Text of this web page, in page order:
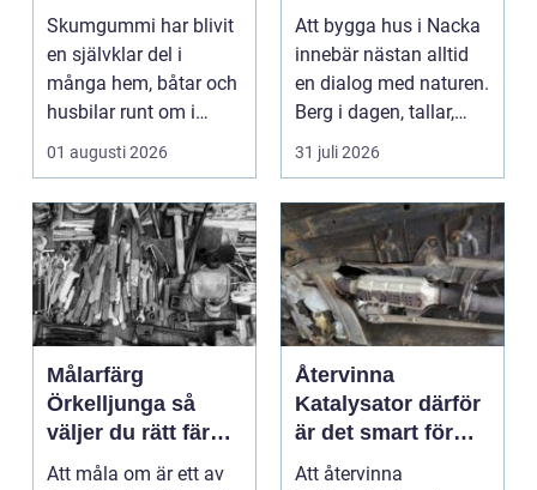
möbler och
speciallösningar
Skumgummi har blivit
en självklar del i
många hem, båtar och
husbilar runt om i
landet. I Göteborg ä...
01 augusti 2026
Att bygga hus i Nacka
innebär nästan alltid
en dialog med naturen.
Berg i dagen, tallar,
nivåskillna...
31 juli 2026
Målarfärg
Örkelljunga så
väljer du rätt färg
till hem och gård
Att måla om är ett av
Återvinna
Katalysator därför
är det smart för
både ekonomi och
Att återvinna